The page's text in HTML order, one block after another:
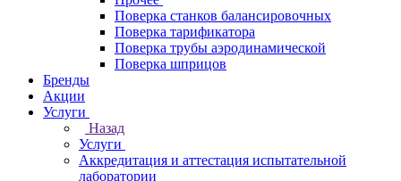
Поверка станков балансировочных
Поверка тарификатора
Поверка трубы аэродинамической
Поверка шприцов
Бренды
Акции
Услуги
Назад
Услуги
Аккредитация и аттестация испытательной
лаборатории